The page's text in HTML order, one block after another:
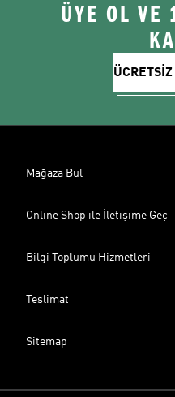
ÜYE OL
Mağaza Bul
Online Shop ile İletişime Geç
Bilgi Toplumu Hizmetleri
Teslimat
Sitemap